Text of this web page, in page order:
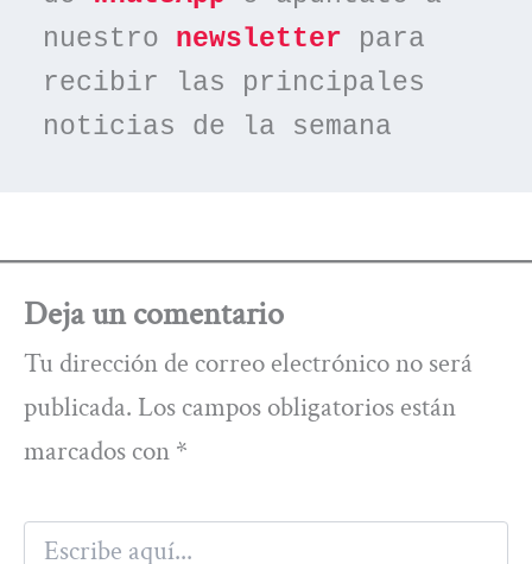
nuestro newsletter para
recibir las principales
noticias de la semana
Deja un comentario
Tu dirección de correo electrónico no será
publicada. Los campos obligatorios están
marcados con *
Escribe
aquí...